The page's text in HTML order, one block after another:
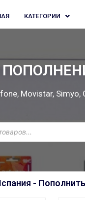
КАТЕГОРИИ
Movistar, Simyo,
-